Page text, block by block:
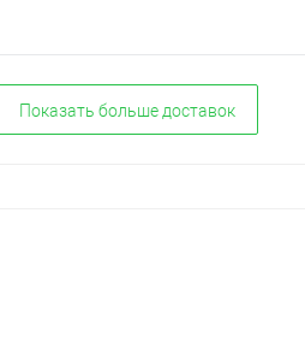
Показать больше доставок